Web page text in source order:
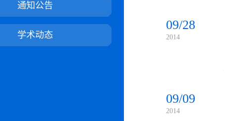
通知公告
学术动态
09/28
2014
09/09
2014